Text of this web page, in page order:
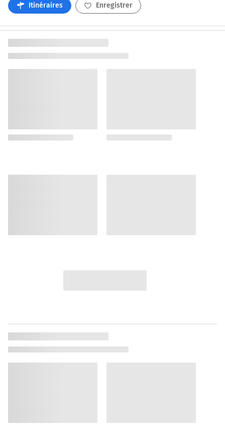
Itinéraires Enregistrer